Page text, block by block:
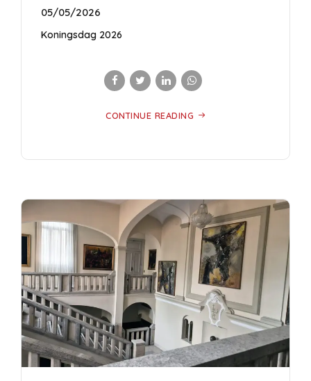
05/05/2026
Koningsdag 2026
CONTINUE READING